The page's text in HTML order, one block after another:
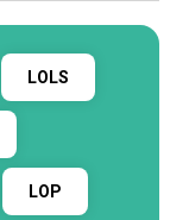
LOLS
LOP